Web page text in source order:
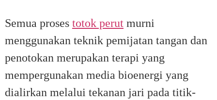
Semua proses totok perut murni
menggunakan teknik pemijatan tangan dan
penotokan merupakan terapi yang
mempergunakan media bioenergi yang
dialirkan melalui tekanan jari pada titik-